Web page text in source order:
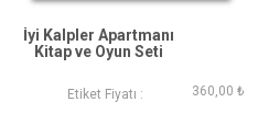
İyi Kalpler Apartmanı
Kitap ve Oyun Seti
Etiket Fiyatı : 360,00 ₺